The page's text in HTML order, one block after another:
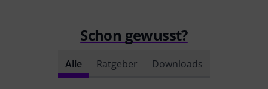
Schon gewusst?
Alle Ratgeber Downloads